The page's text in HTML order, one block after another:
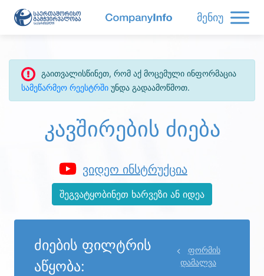
მენიუ
გაითვალისწინეთ, რომ აქ მოცემული ინფორმაცია
სამეწარმეო რეესტრში უნდა გადაამოწმოთ.
კავშირების ძიება
ვიდეო ინსტრუქცია
შეგვატყობინეთ ხარვეზი ან იდეა
ძიების ფილტრის
აწყობა:
ფორმის
დამალვა